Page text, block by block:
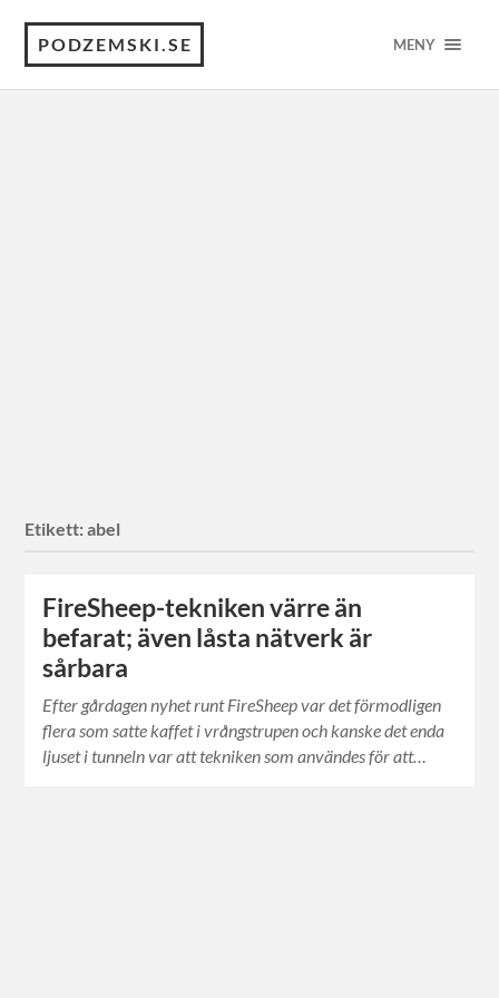
PODZEMSKI.SE MENY
Etikett:abel
FireSheep-tekniken värre än
befarat; även låsta nätverk är
sårbara
Efter gårdagen nyhet runt FireSheep var det förmodligen
flera som satte kaffet i vrångstrupen och kanske det enda
ljuset i tunneln var att tekniken som användes för att…